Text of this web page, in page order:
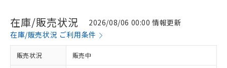
在庫/販売状況
2026/08/06 00:00 情報更新
在庫/販売状況 ご利用条件
販売状況 販売中